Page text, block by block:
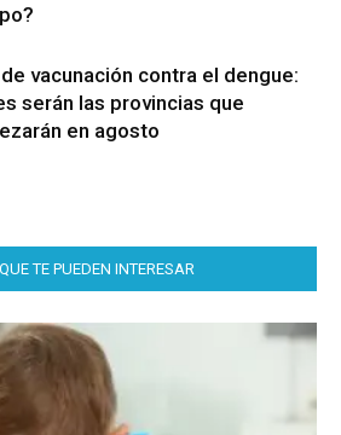
vacunación contra el dengue:
serán las provincias que
en agosto
TE PUEDEN INTERESAR